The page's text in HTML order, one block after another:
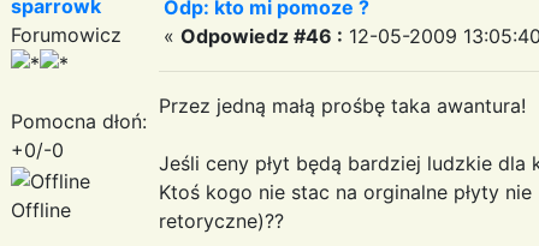
sparrowk
Forumowicz
Pomocna dłoń:
+0/-0
Offline
Odp: kto mi pomoze ?
« Odpowiedz #46 : 12-05-2009
Przez jedną małą prośbę taka awantura!
Jeśli ceny płyt będą bardziej ludzkie
Ktoś kogo nie stac na orginalne płyty
retoryczne)??